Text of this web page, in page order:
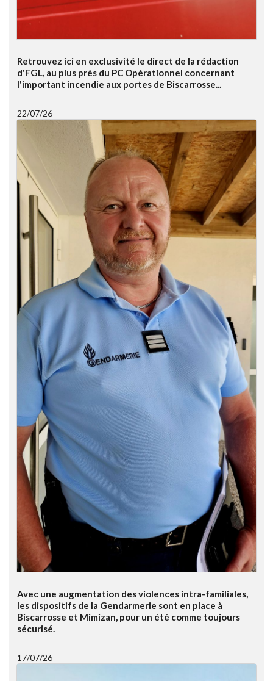
Retrouvez ici en exclusivité le direct de la rédaction
d'FGL, au plus près du PC Opérationnel concernant
l'important incendie aux portes de Biscarrosse...
22/07/26
Avec une augmentation des violences intra-familiales,
les dispositifs de la Gendarmerie sont en place à
Biscarrosse et Mimizan, pour un été comme toujours
sécurisé.
17/07/26